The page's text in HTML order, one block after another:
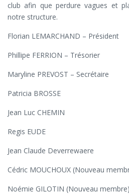
club afin que perdure vagues et
notre structure.
Florian LEMARCHAND – Président
Phillipe FERRION – Trésorier
Maryline PREVOST – Secrétaire
Patricia BROSSE
Jean Luc CHEMIN
Regis EUDE
Jean Claude Deverrewaere
Cédric MOUCHOUX (Nouveau
Noémie GILOTIN (Nouveau membre)